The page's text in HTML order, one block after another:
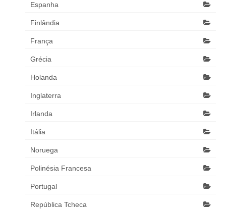
Espanha
Finlândia
França
Grécia
Holanda
Inglaterra
Irlanda
Itália
Noruega
Polinésia Francesa
Portugal
República Tcheca